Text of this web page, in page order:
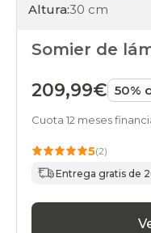
Altura:30 cm
Somier de
209,99€ 50%
Cuota 12 meses
5(2)
Entrega gratis de